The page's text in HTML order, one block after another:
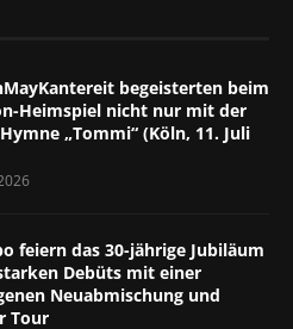
begeisterten beim
Heimspiel nicht nur mit der
„Tommi“ (Köln, 11. Juli
feiern das 30-jährige Jubiläum
Debüts mit einer
Neuabmischung und
Tour